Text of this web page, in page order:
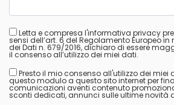
Letta e compresa l'informativa privacy
sensi dell’art. 6 del Regolamento Europeo in
dei Dati n. 679/2016, dichiaro di essere
il consenso all’utilizzo dei miei dati.
Presto il mio consenso all'utilizzo dei miei
questo modulo a questo sito internet per
comunicazioni aventi contenuto
sconti dedicati, annunci sulle ultime novità